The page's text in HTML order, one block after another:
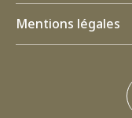
Mentions légales